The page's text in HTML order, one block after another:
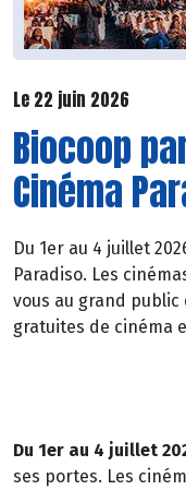
Le 22 juin 2026
Biocoop
Cinéma
Du 1er au 4 juillet
Paradiso. Les
vous au grand public
gratuites de cinéma
Du 1er au 4 juillet
ses portes. Les